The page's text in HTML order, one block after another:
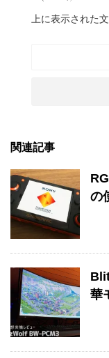
上に表示された
関連記事
の
華